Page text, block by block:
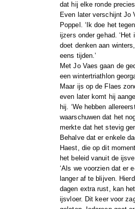
dat hij elke ronde
Even later verschijnt Jo
Poppel. ‘Ik doe het
ijzers onder gehad.
doet denken aan
eens tijden.’
Met Jo Vaes gaan de
een wintertriathlon
Maar ijs op de Flaes
even later komt hij
hij. ‘We hebben
waarschuwen dat het
merkte dat het stevig
Behalve dat er enkele
Haest, die op dit
het beleid vanuit de
‘Als we voorzien dat er
langer af te blijven.
dagen extra rust, kan
ijsvloer. Dit keer voor